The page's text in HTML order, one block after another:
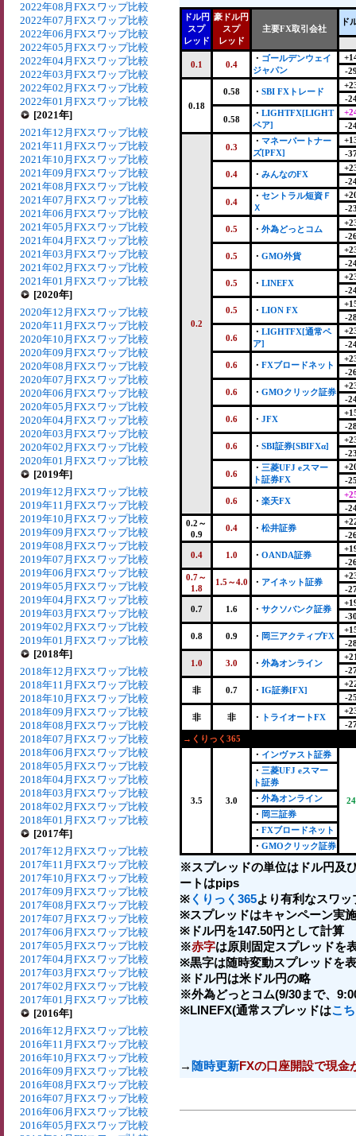
2022年08月FXスワップ比較
2022年07月FXスワップ比較
2022年06月FXスワップ比較
2022年05月FXスワップ比較
2022年04月FXスワップ比較
2022年03月FXスワップ比較
2022年02月FXスワップ比較
2022年01月FXスワップ比較
[2021年]
2021年12月FXスワップ比較
2021年11月FXスワップ比較
2021年10月FXスワップ比較
2021年09月FXスワップ比較
2021年08月FXスワップ比較
2021年07月FXスワップ比較
2021年06月FXスワップ比較
2021年05月FXスワップ比較
2021年04月FXスワップ比較
2021年03月FXスワップ比較
2021年02月FXスワップ比較
2021年01月FXスワップ比較
[2020年]
2020年12月FXスワップ比較
2020年11月FXスワップ比較
2020年10月FXスワップ比較
2020年09月FXスワップ比較
2020年08月FXスワップ比較
2020年07月FXスワップ比較
2020年06月FXスワップ比較
2020年05月FXスワップ比較
2020年04月FXスワップ比較
2020年03月FXスワップ比較
2020年02月FXスワップ比較
2020年01月FXスワップ比較
[2019年]
2019年12月FXスワップ比較
2019年11月FXスワップ比較
2019年10月FXスワップ比較
2019年09月FXスワップ比較
2019年08月FXスワップ比較
2019年07月FXスワップ比較
2019年06月FXスワップ比較
2019年05月FXスワップ比較
2019年04月FXスワップ比較
2019年03月FXスワップ比較
2019年02月FXスワップ比較
2019年01月FXスワップ比較
[2018年]
2018年12月FXスワップ比較
2018年11月FXスワップ比較
2018年10月FXスワップ比較
2018年09月FXスワップ比較
2018年08月FXスワップ比較
2018年07月FXスワップ比較
2018年06月FXスワップ比較
2018年05月FXスワップ比較
2018年04月FXスワップ比較
2018年03月FXスワップ比較
2018年02月FXスワップ比較
2018年01月FXスワップ比較
[2017年]
2017年12月FXスワップ比較
2017年11月FXスワップ比較
2017年10月FXスワップ比較
2017年09月FXスワップ比較
2017年08月FXスワップ比較
2017年07月FXスワップ比較
2017年06月FXスワップ比較
2017年05月FXスワップ比較
2017年04月FXスワップ比較
2017年03月FXスワップ比較
2017年02月FXスワップ比較
2017年01月FXスワップ比較
[2016年]
2016年12月FXスワップ比較
2016年11月FXスワップ比較
2016年10月FXスワップ比較
2016年09月FXスワップ比較
2016年08月FXスワップ比較
2016年07月FXスワップ比較
2016年06月FXスワップ比較
2016年05月FXスワップ比較
ドル円
スプ
レッド
豪ドル円
スプ
レッド
主要FX取引会社
ド
0.1 0.4
・ ゴールデンウェイ
ジャパン
-
0.18
0.58 ・ SBI FXトレード
-
0.58
・ LIGHTFX[LIGHT
ペア]
-
0.2
0.3
・ マネーパートナー
ズ[PFX]
-
0.4 ・ みんなのFX
-
0.4
・ セントラル短資Ｆ
Ｘ
-
0.5 ・ 外為どっとコム
-
0.5 ・ GMO外貨
-
0.5 ・ LINEFX
-
0.5 ・ LION FX
-
0.6
・ LIGHTFX[通常ペ
ア]
-
0.6 ・ FXブロードネット
-
0.6 ・ GMOクリック証券
-
0.6 ・ JFX
-
0.6 ・ SBI証券[SBIFXα]
-
0.6
・ 三菱UFJ eスマー
ト証券FX
-
0.6 ・ 楽天FX
-
0.2～
0.9
0.4 ・ 松井証券
-
0.4 1.0 ・ OANDA証券
-
0.7～
1.8
1.5～4.0 ・ アイネット証券
-
0.7 1.6 ・ サクソバンク証券
-
0.8 0.9 ・ 岡三アクティブFX
-
1.0 3.0 ・ 外為オンライン
-
非 0.7 ・ IG証券[FX]
-
非 非 ・ トライオートFX
-
→くりっく365
3.5 3.0
・ インヴァスト証券
・ 三菱UFJ eスマー
ト証券
・ 外為オンライン
・ 岡三証券
・ FXブロードネット
・ GMOクリック証券
※スプレッドの単位はドル円及
ートはpips
※ くりっく365より有利なスワ
※スプレッドはキャンペーン実
※ドル円を147.50円として計算
※赤字は原則固定スプレッドを
※黒字は随時変動スプレッドを
※ドル円は米ドル円の略
※外為どっとコム(9/30まで、
※LINEFX(通常スプレッドはこ
→ 随時更新FXの口座開設で現金